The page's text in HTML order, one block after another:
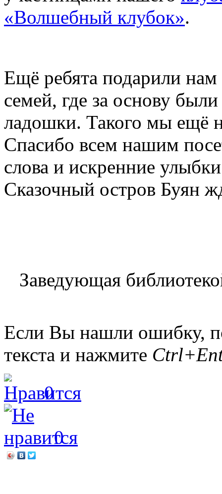
«Волшебный клубок».
Ещё ребята подарили
семей, где за основу
ладошки. Такого мы ещё
Спасибо всем нашим
слова и искренние
Сказочный остров Буян
Заведующая
Если Вы нашли ошибку,
текста и нажмите
0
0